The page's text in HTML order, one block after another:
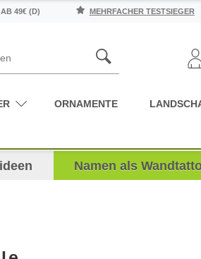
49€ (D) MEHRFACHER TESTSIEGER
ORNAMENTE
Namen als